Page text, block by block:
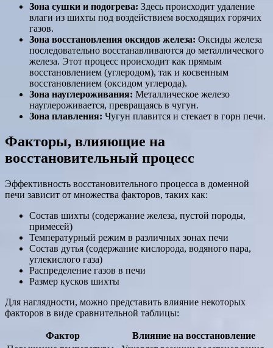
Зона сушки и подогрева: Здесь происходит удаление
влаги из шихты под воздействием восходящих горячих
газов.
Зона восстановления оксидов железа: Оксиды железа
последовательно восстанавливаются до металлического
железа. Этот процесс происходит как прямым
восстановлением (углеродом), так и косвенным
восстановлением (оксидом углерода).
Зона науглероживания: Металлическое железо
науглероживается, превращаясь в чугун.
Зона плавления: Чугун плавится и стекает в горн печи.
Факторы, влияющие на
восстановительный процесс
Эффективность восстановительного процесса в доменной
печи зависит от множества факторов, таких как:
Состав шихты (содержание железа, пустой породы,
примесей)
Температурный режим в различных зонах печи
Состав дутья (содержание кислорода, водяного пара,
углекислого газа)
Распределение газов в печи
Размер кусков шихты
Для наглядности, можно представить влияние некоторых
факторов в виде сравнительной таблицы:
Фактор
Влияние на восстановление